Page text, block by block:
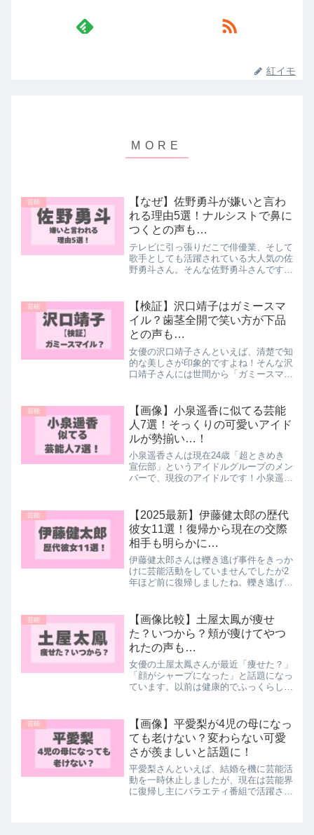
紅イモ
芸能
【なぜ】佐野勇斗が嫌いと言わ
れる理由5選！ナルシストで鼻に
つくとの声も…
テレビに引っ張りだこで俳優業、そして
歌手としても活躍されている大人気の佐
野勇斗さん。そんな佐野勇斗さんです
スト」で鼻につく、「性格悪そう」とい
った声も...そこで今回は...
芸能
【検証】沢口靖子はガミースマ
イル？歯茎全開で笑い方が下品
との声も…
女優の沢口靖子さんといえば、清楚で知
的な美しさが印象的ですよね！そんな沢
口靖子さんには世間から「ガミースマイ
「歯茎全開」や「笑い方が下品」だとい
う声も...そこで今回は沢...
芸能
【画像】小泉遥香に似てる芸能
人7選！そっくりの可愛いアイド
ルが勢揃い…！
小泉遥香さんは現在24歳「超ときめき
宣伝部」というアイドルグループのメン
バーで、現役のアイドルです！小泉遥香
声が...調べているうちに、世間からの
「小泉遥香さんにそっく...
芸能
【2025最新】伊藤健太郎の歴代
彼女11選！復帰から現在の交際
相手も明らかに…
伊藤健太郎さんは轢き逃げ事件をきっか
けに芸能活動をしていませんでしたが2
年ほど前に復帰しましたね。轢き逃げ事
後、初の彼女の存在が明らかになり話題
に！そこで、伊藤健太郎...
芸能
【画像比較】土屋太鳳が痩せ
た？いつから？頬が痩けてやつ
れたの声も…
女優の土屋太鳳さんが最近「痩せた？」
「顔がシャープになった」と話題になっ
ています。以前は健康的でふっくらした
す。。。そこで今回は、土屋太鳳さんは
実際に痩せた？のか「痩せた」と...
芸能
【画像】平愛梨が4児の母になっ
ても老けない？変わらない可愛
さが羨ましいと話題に！
平愛梨さんといえば、結婚を機に芸能活
動を一時休止しましたが、現在は芸能界
に復帰し主にバラエティ番組で活躍され